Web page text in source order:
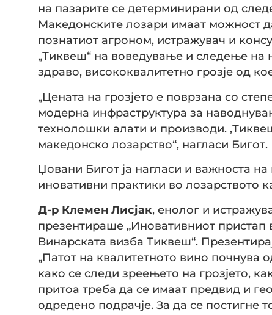
на пазарите се детерминирани од
Македонските лозари имаат можност
познатиот агроном, истражувач и
„Тиквеш“ на воведување и следење на
здраво, висококвалитетно грозје од
„Цената на грозјето е поврзана со
модерна инфраструктура за
технолошки алати и производи.
македонско лозарство“, нагласи Бигот.
Џовани Бигот ја нагласи и важноста
иновативни практики во лозарството
Д-р Клемен Лисјак, енолог и
презентираше „Иновативниот пристап
Винарската визба Тиквеш“.
„Патот на квалитетното вино почнува
како се следи зреењето на грозјето,
притоа треба да се имаат предвид и
одредено подрачје. За да се постигне